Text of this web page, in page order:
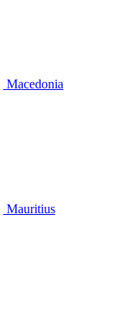
Macedonia
Mauritius